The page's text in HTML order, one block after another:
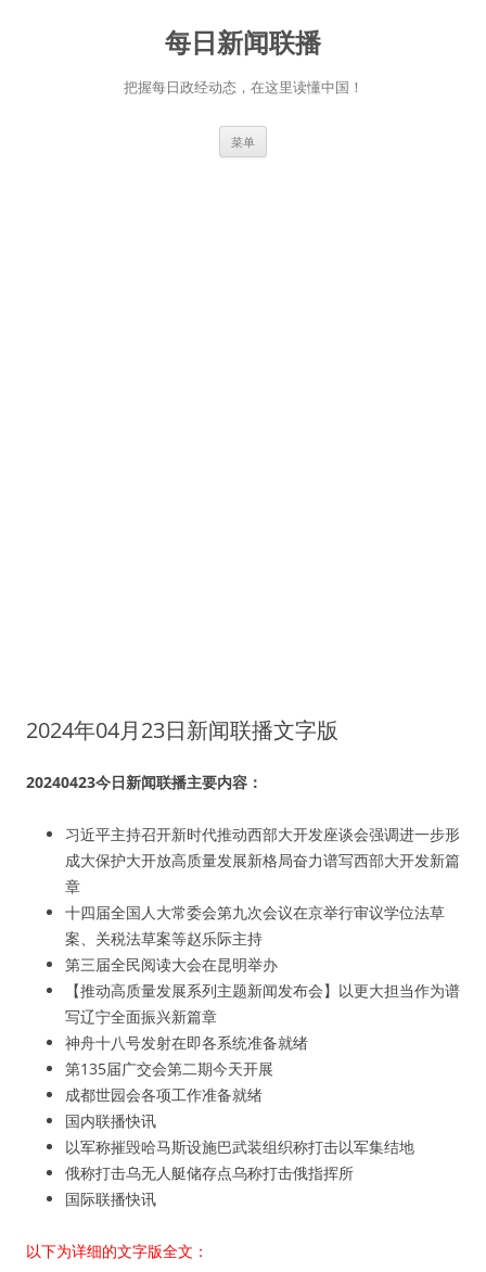
每日新闻联播
把握每日政经动态，在这里读懂中国！
菜单
2024年04月23日新闻联播文字版
20240423今日新闻联播主要内容：
习近平主持召开新时代推动西部大开发座谈会强调进一步形
成大保护大开放高质量发展新格局奋力谱写西部大开发新篇
章
十四届全国人大常委会第九次会议在京举行审议学位法草
案、关税法草案等赵乐际主持
第三届全民阅读大会在昆明举办
【推动高质量发展系列主题新闻发布会】以更大担当作为谱
写辽宁全面振兴新篇章
神舟十八号发射在即各系统准备就绪
第135届广交会第二期今天开展
成都世园会各项工作准备就绪
国内联播快讯
以军称摧毁哈马斯设施巴武装组织称打击以军集结地
俄称打击乌无人艇储存点乌称打击俄指挥所
国际联播快讯
以下为详细的文字版全文：